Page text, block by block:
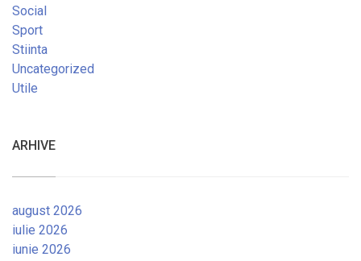
Social
Sport
Stiinta
Uncategorized
Utile
ARHIVE
august 2026
iulie 2026
iunie 2026